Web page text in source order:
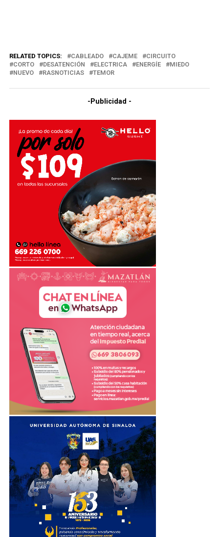
RELATED TOPICS: CABLEADO CAJEME
CIRCUITO
CORTO
DESATENCIÓN ELECTRICA ENERGÍE
MIEDO
NUEVO
RASNOTICIAS TEMOR
-Publicidad -